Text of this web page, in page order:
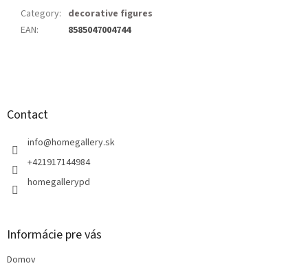
Category: decorative figures
EAN: 8585047004744
Contact
info@homegallery.sk
+421917144984
homegallerypd
Informácie pre vás
Domov